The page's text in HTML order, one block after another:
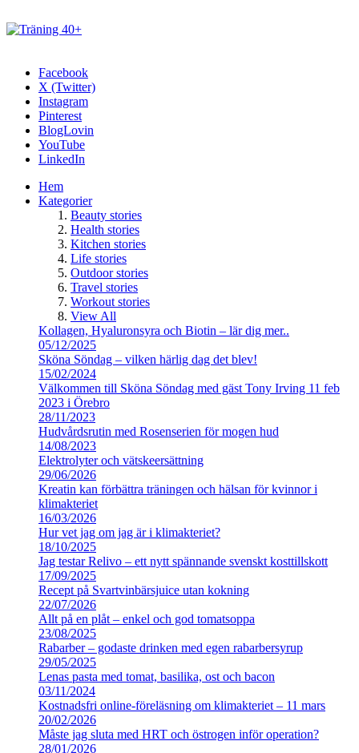
Facebook
X (Twitter)
Instagram
Pinterest
BlogLovin
YouTube
LinkedIn
Hem
Kategorier
Beauty stories
Health stories
Kitchen stories
Life stories
Outdoor stories
Travel stories
Workout stories
View All
Kollagen, Hyaluronsyra och Biotin – lär dig mer..
05/12/2025
Sköna Söndag – vilken härlig dag det blev!
15/02/2024
Välkommen till Sköna Söndag med gäst Tony Irving 11 feb
2023 i Örebro
28/11/2023
Hudvårdsrutin med Rosenserien för mogen hud
14/08/2023
Elektrolyter och vätskeersättning
29/06/2026
Kreatin kan förbättra träningen och hälsan för kvinnor i
klimakteriet
16/03/2026
Hur vet jag om jag är i klimakteriet?
18/10/2025
Jag testar Relivo – ett nytt spännande svenskt kosttillskott
17/09/2025
Recept på Svartvinbärsjuice utan kokning
22/07/2026
Allt på en plåt – enkel och god tomatsoppa
23/08/2025
Rabarber – godaste drinken med egen rabarbersyrup
29/05/2025
Lenas pasta med tomat, basilika, ost och bacon
03/11/2024
Kostnadsfri online-föreläsning om klimakteriet – 11 mars
20/02/2026
Måste jag sluta med HRT och östrogen inför operation?
28/01/2026